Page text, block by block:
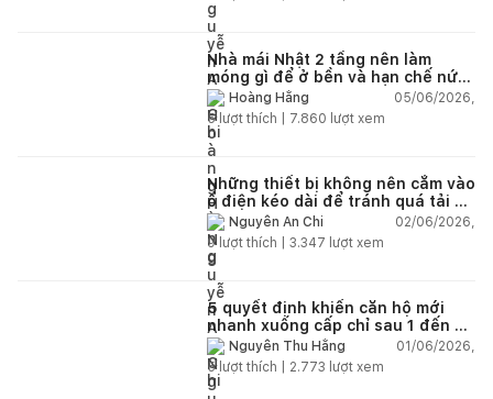
Nhà mái Nhật 2 tầng nên làm
móng gì để ở bền và hạn chế nứt
lún?Hoàng Hằng
05/06/2026,
5lượt thích | 7.860 lượt xem
Những thiết bị không nên cắm vào
ổ điện kéo dài để tránh quá tải và
chập cháy trong nhà
Nguyễn An Chi
02/06/2026,
9lượt thích | 3.347 lượt xem
5 quyết định khiến căn hộ mới
nhanh xuống cấp chỉ sau 1 đến 2
nămNguyễn Thu Hằng
01/06/2026,
5lượt thích | 2.773 lượt xem